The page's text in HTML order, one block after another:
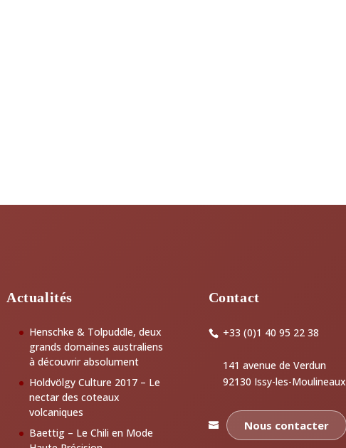
Actualités
Henschke & Tolpuddle, deux
grands domaines australiens
à découvrir absolument
Holdvölgy Culture 2017 – Le
nectar des coteaux
volcaniques
Baettig – Le Chili en Mode
Contact
+33 (0)1 40 95 22 38
141 avenue de Verdun
92130 Issy-les-Moulineaux
Nous contacter